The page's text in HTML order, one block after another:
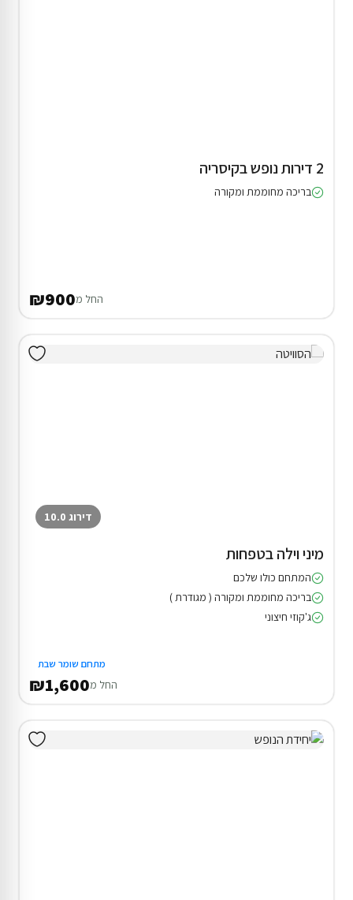
2 דירות נופש בקיסריה
בריכה מחוממת ומקורה
החל מ₪900
דירוג 10.0
מיני וילה בטפחות
המתחם כולו שלכם
בריכה מחוממת ומקורה ( מגודרת )
ג'קוזי חיצוני
מתחם שומר שבת
החל מ₪1,600